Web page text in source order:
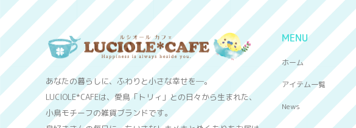
あなたの暮らしに、ふわりと小さな幸せを─。
LUCIOLE*CAFEは、愛鳥「トリィ」との日々から生まれた、
小鳥モチーフの雑貨ブランドです。
MENU
ホーム
アイテム一覧
News